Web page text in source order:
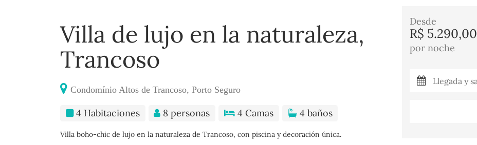
Villa de lujo en la naturaleza,
Trancoso
Condomínio Altos de Trancoso, Porto Seguro
4 Habitaciones 8 personas 4 Camas 4 baños
Villa boho-chic de lujo en la naturaleza de Trancoso, con piscina y decoración única.
Desde
R$ 5.290,00
por noche